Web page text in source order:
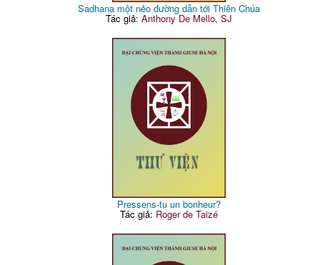
Sadhana một nẻo đường dẫn tới Thiên Chúa
Tác giả: Anthony De Mello, SJ
Pressens-tu un bonheur?
Tác giả: Roger de Taizé